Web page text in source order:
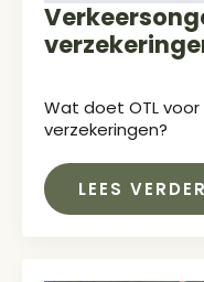
Wat doet OTL
verzekeringen?
LEES VERDER